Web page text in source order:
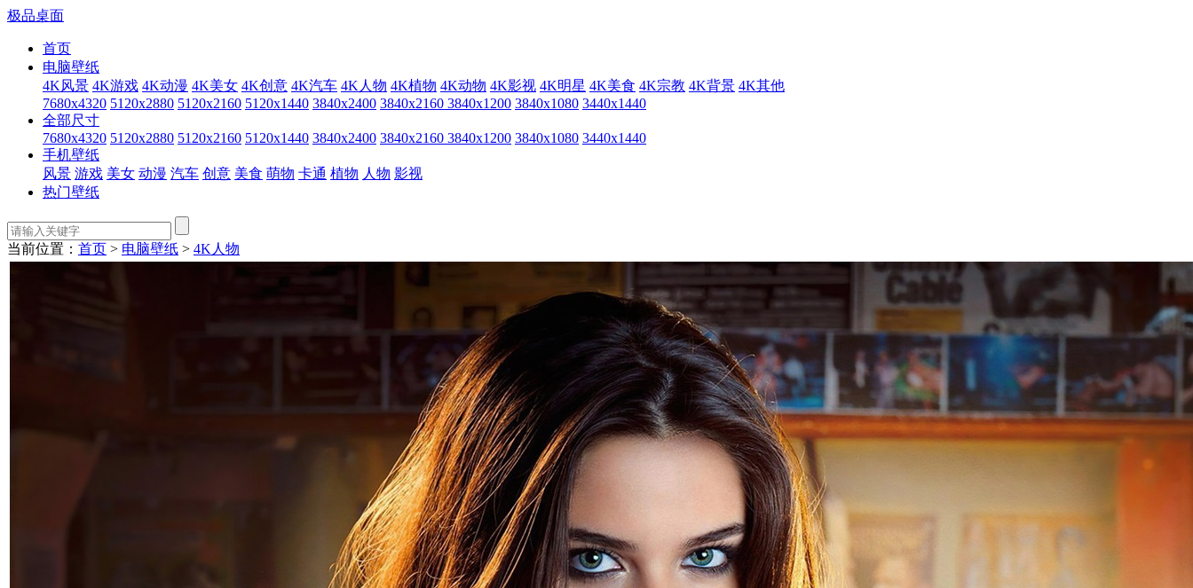
极品桌面
首页
电脑壁纸
4K风景 4K游戏 4K动漫 4K美女 4K创意 4K汽车 4K人物 4K植物 4K动物 4K影视 4K明星 4K美食 4K宗教 4K背景 4K其他
7680x4320 5120x2880 5120x2160 5120x1440 3840x2400 3840x2160 3840x1200 3840x1080 3440x1440
全部尺寸
7680x4320 5120x2880 5120x2160 5120x1440 3840x2400 3840x2160 3840x1200 3840x1080 3440x1440
手机壁纸
风景 游戏 美女 动漫 汽车 创意 美食 萌物 卡通 植物 人物 影视
热门壁纸
当前位置： 首页 > 电脑壁纸 > 4K人物